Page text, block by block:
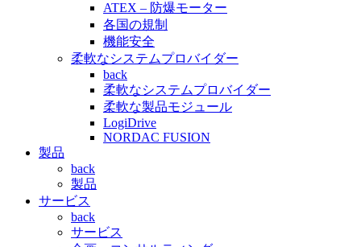
ATEX – 防爆モーター
各国の規制
機能安全
柔軟なシステムプロバイダー
back
柔軟なシステムプロバイダー
柔軟な製品モジュール
LogiDrive
NORDAC FUSION
製品
back
製品
サービス
back
サービス